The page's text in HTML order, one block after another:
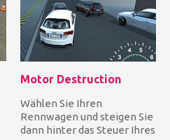
Motor Destruction
Wählen Sie Ihren
Rennwagen und steigen Sie
dann hinter das Steuer Ihres